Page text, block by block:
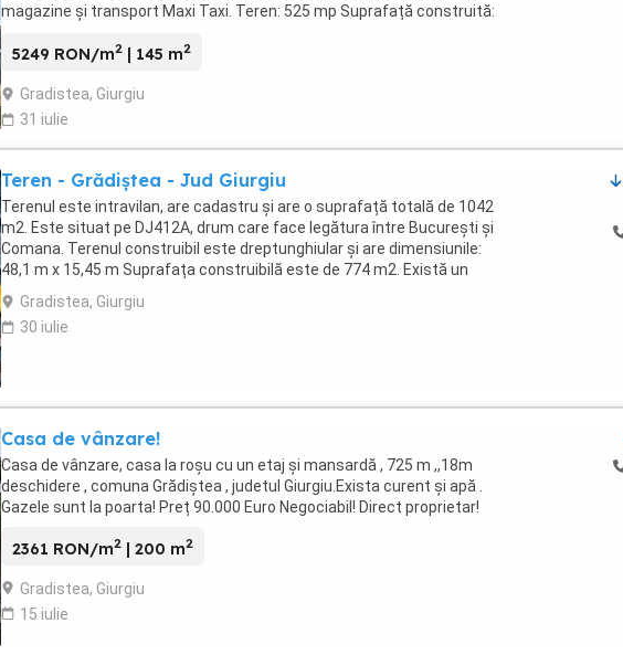
magazine și transport Maxi Taxi. Teren: 525 mp Suprafață construită:
5249 RON/m2 | 145 m2
Gradistea, Giurgiu
31 iulie
Teren - Grădiștea - Jud Giurgiu
Terenul este intravilan, are cadastru și are o suprafață totală de 1042
m2. Este situat pe DJ412A, drum care face legătura între București și
Comana. Terenul construibil este dreptunghiular și are dimensiunile:
48,1 m x 15,45 m Suprafața construibilă este de 774 m2. Există un
drum de acces privat ...
Gradistea, Giurgiu
30 iulie
Casa de vânzare!
Casa de vânzare, casa la roșu cu un etaj și mansardă , 725 m ,,18m
deschidere , comuna Grădiștea , judetul Giurgiu.Exista curent și apă .
Gazele sunt la poarta! Preț 90.000 Euro Negociabil! Direct proprietar!
2361 RON/m2 | 200 m2
Gradistea, Giurgiu
15 iulie